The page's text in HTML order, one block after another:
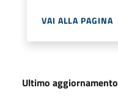
VAI ALLA PAGINA
Ultimo aggiornamento